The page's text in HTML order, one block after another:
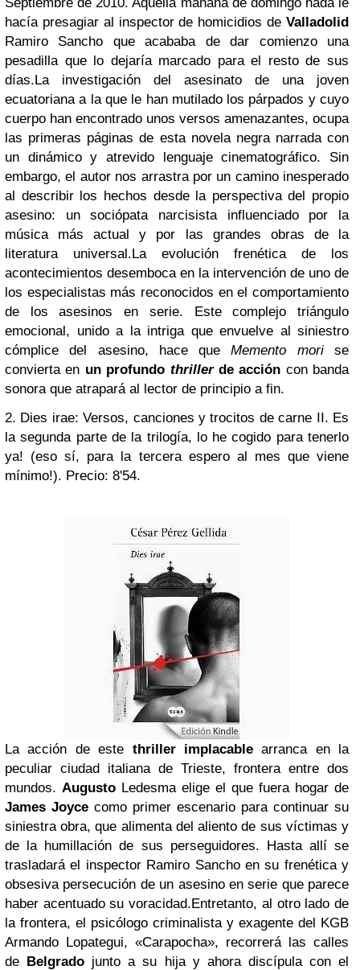
hacía presagiar al inspector de homicidios de Valladolid
Ramiro Sancho que acababa de dar comienzo una
pesadilla que lo dejaría marcado para el resto de sus
días.La investigación del asesinato de una joven
ecuatoria­na a la que le han mutilado los párpados y cuyo
cuerpo han encontrado unos versos amenazantes, ocupa
las primeras páginas de esta novela negra narrada con
un dinámico y atrevido lenguaje cinematográfico. Sin
embargo, el autor nos arrastra por un camino inesperado
al describir los hechos desde la perspectiva del propio
asesino: un sociópata narcisista influenciado por la
música más actual y por las grandes obras de la
literatura universal.La evolución frenética de los
acontecimientos desemboca en la intervención de uno de
los especialistas más reconocidos en el comportamiento
de los asesinos en serie. Este complejo triángulo
emocional, unido a la intriga que envuelve al siniestro
cómplice del asesino, hace queMemento morise
convierta en un profundo thriller de acción con banda
sonora que atrapará al lector de principio a fin.
2. Dies irae: Versos, canciones y trocitos de carne II. Es
la segunda parte de la trilogía, lo he cogido para tenerlo
ya! (eso sí, para la tercera espero al mes que viene
mínimo!). Precio: 8'54.
La acción de este thriller implacablearranca en la
peculiar ciudad italiana de Trieste, frontera entre dos
mundos. Augusto Ledesma elige el que fuera hogar de
James Joyce como primer escenario para continuar su
siniestra obra, que alimenta del aliento de sus víctimas y
de la humillación de sus perseguidores. Hasta allí se
trasladará el inspector Ramiro Sancho en su frenética y
obsesiva persecución de un asesino en serie que parece
haber acentuado su voracidad.Entretanto, al otro lado de
la frontera, el psicólogo criminalista y exagente del KGB
Armando Lopategui, «Carapocha», recorrerá las calles
de Belgrado junto a su hija y ahora discípula con el